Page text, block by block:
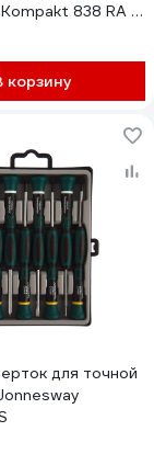
838 RA S
WE-
корзину
для точной